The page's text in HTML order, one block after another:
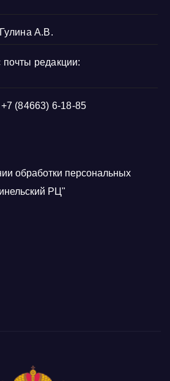
А.В.
редакции:
(84663) 6-18-85
обработки персональных
РЦ"